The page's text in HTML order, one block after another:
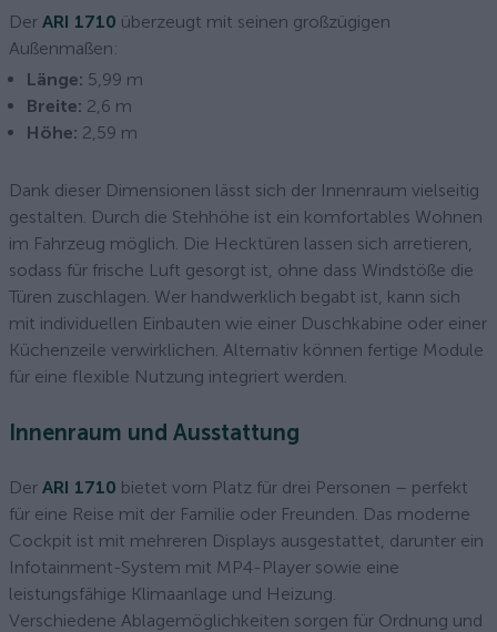
Der ARI 1710 überzeugt mit seinen großzügigen
Außenmaßen:
Länge: 5,99 m
Breite: 2,6 m
Höhe: 2,59 m
Dank dieser Dimensionen lässt sich der Innenraum vielseitig
gestalten. Durch die Stehhöhe ist ein komfortables Wohnen
im Fahrzeug möglich. Die Hecktüren lassen sich arretieren,
sodass für frische Luft gesorgt ist, ohne dass Windstöße die
Türen zuschlagen. Wer handwerklich begabt ist, kann sich
mit individuellen Einbauten wie einer Duschkabine oder einer
Küchenzeile verwirklichen. Alternativ können fertige Module
für eine flexible Nutzung integriert werden.
Innenraum und Ausstattung
Der ARI 1710 bietet vorn Platz für drei Personen – perfekt
für eine Reise mit der Familie oder Freunden. Das moderne
Cockpit ist mit mehreren Displays ausgestattet, darunter ein
Infotainment-System mit MP4-Player sowie eine
leistungsfähige Klimaanlage und Heizung.
Verschiedene Ablagemöglichkeiten sorgen für Ordnung und